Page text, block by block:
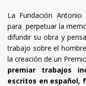
La Fundación
para perpetuar la
difundir su obra y
trabajo sobre el
la creación de un
premiar trabajos
escritos en español,